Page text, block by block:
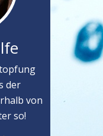
der
von
so!